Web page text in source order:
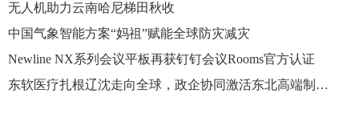
无人机助力云南哈尼梯田秋收
中国气象智能方案“妈祖”赋能全球防灾减灾
Newline NX系列会议平板再获钉钉会议Rooms官方认证
东软医疗扎根辽沈走向全球，政企协同激活东北高端制造国际化新动能